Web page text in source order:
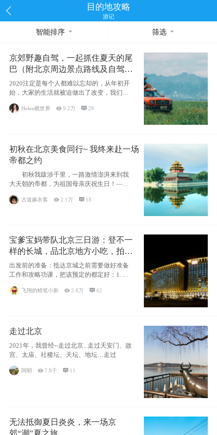
目的地攻略
游记
智能排序 筛选
京郊野趣自驾，一起抓住夏天的尾
巴（附北京周边景点路线及自驾攻
略）
2020注定是每个人都难以忘却的，从年初开
始，大家的生活就被迫做出了改变，我们也
不例外。本来双双辞职是为
Helen晓世界 9.2万 29
初秋在北京美食同行~ 我终来赴一场
帝都之约
初秋我跋涉千里，一路激情澎湃来到我
大天朝的帝都，为祖国母亲庆祝生日！——
古道麻衣客 2.1万  18
宝爹宝妈带队北京三日游：登不一
样的长城，品北京地方小吃，拍盘
古七星夜景！
出发前的准备：抵达京城之前需要做好准备
工作和攻略功课，把该预定的都定好：1. 酒
飞翔的蜡笔小新 2.8万 62
走过北京
2021年，我曾经--走过北京...走过天安门、故
宫、太庙、社稷坛、天坛、地坛…走过
阿眀 7.8千  11
无法抵御夏日炎炎，来一场京